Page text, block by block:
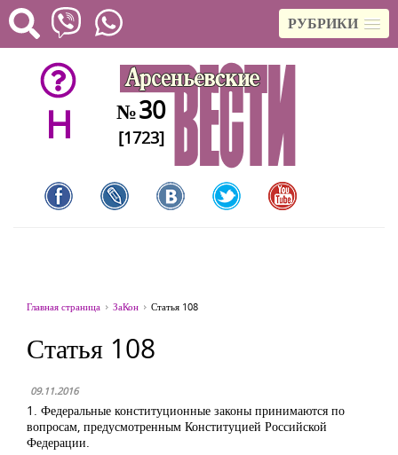
РУБРИКИ
H №30
[1723]
Главная страница ЗаКон Статья 108
Статья 108
09.11.2016
1. Федеральные конституционные законы принимаются по
вопросам, предусмотренным Конституцией Российской
Федерации.